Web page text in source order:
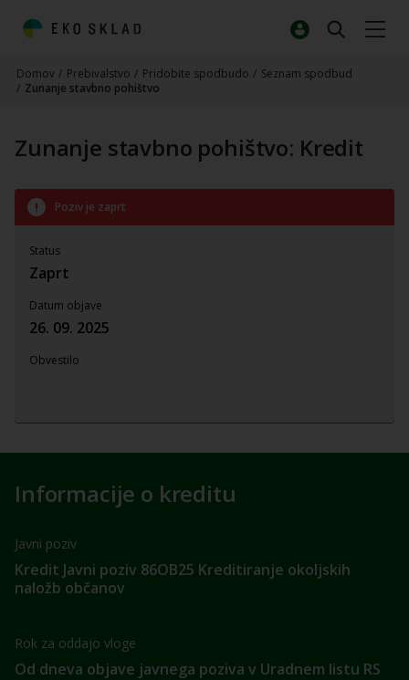
Domov / Prebivalstvo / Pridobite spodbudo / Seznam spodbud
/ Zunanje stavbno pohištvo
Zunanje stavbno pohištvo: Kredit
Informacije o kreditu
Javni poziv
Kredit Javni poziv 86OB25 Kreditiranje okoljskih
naložb občanov
Rok za oddajo vloge
Od dneva objave javnega poziva v Uradnem listu RS
Poziv je zaprt
Status
Zaprt
Datum objave
26. 09. 2025
Obvestilo